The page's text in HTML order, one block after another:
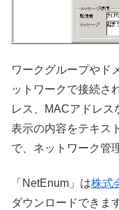
ワークグループやド
ットワークで接続さ
レス、MACアドレス
表示の内容をテキス
で、ネットワーク管
「NetEnum」は株式
ダウンロードできま